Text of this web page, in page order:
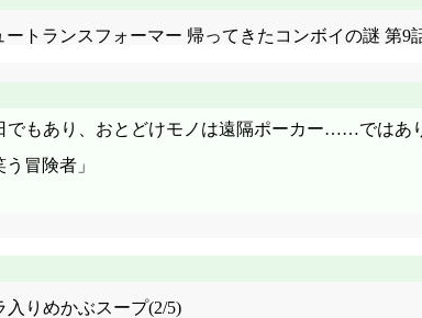
ートランスフォーマー 帰ってきたコンボイの謎 第
でもあり、おとどけモノは遠隔ポーカー……ではあ
冒険者」
りめかぶスープ(2/5)